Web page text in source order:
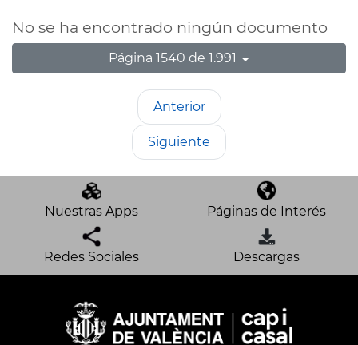
No se ha encontrado ningún documento
Página 1540 de 1.991
Anterior
Siguiente
Nuestras Apps Páginas de Interés
Redes Sociales Descargas